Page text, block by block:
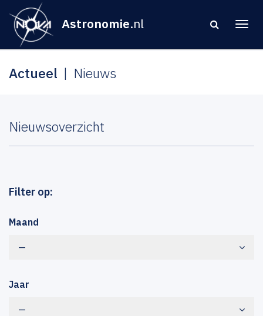
Astronomie.nl
Actueel Nieuws
Nieuwsoverzicht
Filter op:
Maand
—
Jaar
—